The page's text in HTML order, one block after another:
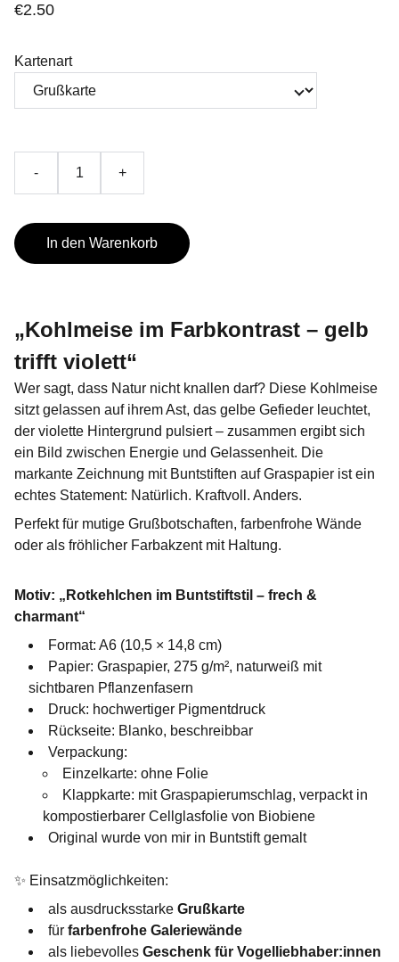
€2.50
Kartenart
- +
In den Warenkorb
„Kohlmeise im Farbkontrast – gelb
trifft violett“
Wer sagt, dass Natur nicht knallen darf? Diese Kohlmeise
sitzt gelassen auf ihrem Ast, das gelbe Gefieder leuchtet,
der violette Hintergrund pulsiert – zusammen ergibt sich
ein Bild zwischen Energie und Gelassenheit. Die
markante Zeichnung mit Buntstiften auf Graspapier ist ein
echtes Statement: Natürlich. Kraftvoll. Anders.
Perfekt für mutige Grußbotschaften, farbenfrohe Wände
oder als fröhlicher Farbakzent mit Haltung.
Motiv: „Rotkehlchen im Buntstiftstil – frech &
charmant“
Format: A6 (10,5 × 14,8 cm)
Papier: Graspapier, 275 g/m², naturweiß mit
sichtbaren Pflanzenfasern
Druck: hochwertiger Pigmentdruck
Rückseite: Blanko, beschreibbar
Verpackung:
Einzelkarte: ohne Folie
Klappkarte: mit Graspapierumschlag, verpackt in
kompostierbarer Cellglasfolie von Biobiene
Original wurde von mir in Buntstift gemalt
✨ Einsatzmöglichkeiten:
als ausdrucksstarke Grußkarte
für farbenfrohe Galeriewände
als liebevolles Geschenk für Vogelliebhaber:innen